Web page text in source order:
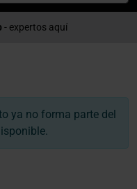
- expertos aquí
ya no forma parte del